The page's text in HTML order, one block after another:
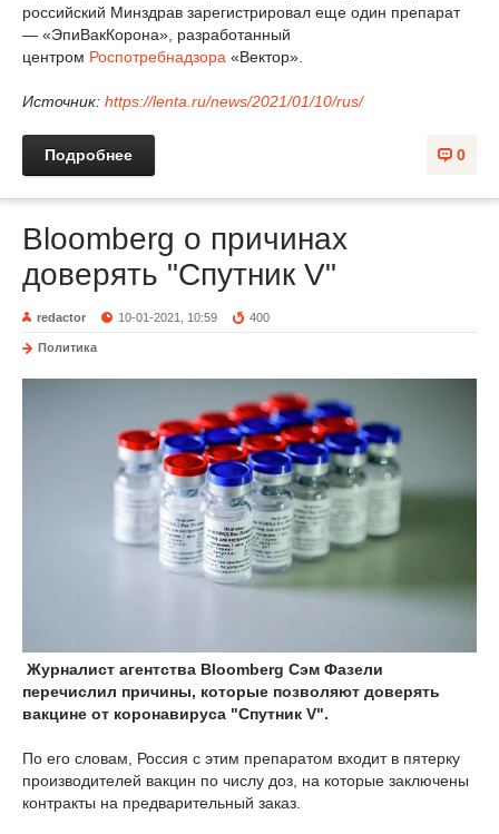
российский Минздрав зарегистрировал еще один препарат
— «ЭпиВакКорона», разработанный
центром Роспотребнадзора «Вектор».
Источник: https://lenta.ru/news/2021/01/10/rus/
0
Подробнее
Bloomberg о причинах
доверять "Спутник V"
redactor 10-01-2021, 10:59 400
Политика
Журналист агентства Bloomberg Сэм Фазели
перечислил причины, которые позволяют доверять
вакцине от коронавируса "Спутник V".
По его словам, Россия c этим препаратом входит в пятерку
производителей вакцин по числу доз, на которые заключены
контракты на предварительный заказ.